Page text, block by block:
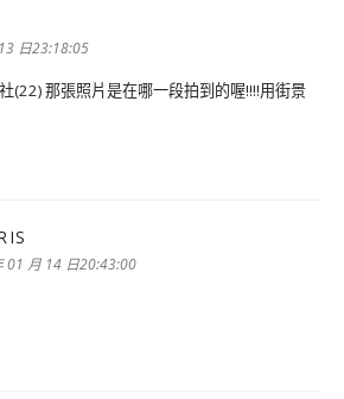
日23:18:05
(22) 那張照片是在哪一段拍到的喔!!!!用街景
示:
01 月 14 日20:43:00